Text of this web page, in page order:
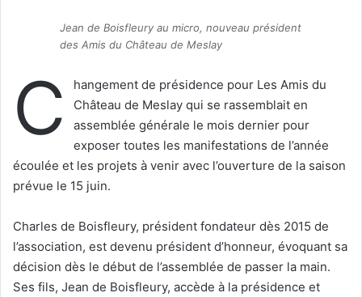
Jean de Boisfleury au micro, nouveau président
des Amis du Château de Meslay
C
hangement de présidence pour Les Amis du
Château de Meslay qui se rassemblait en
assemblée générale le mois dernier pour
exposer toutes les manifestations de l’année
écoulée et les projets à venir avec l’ouverture de la saison
prévue le 15 juin.
Charles de Boisfleury, président fondateur dès 2015 de
l’association, est devenu président d’honneur, évoquant sa
décision dès le début de l’assemblée de passer la main.
Ses fils, Jean de Boisfleury, accède à la présidence et